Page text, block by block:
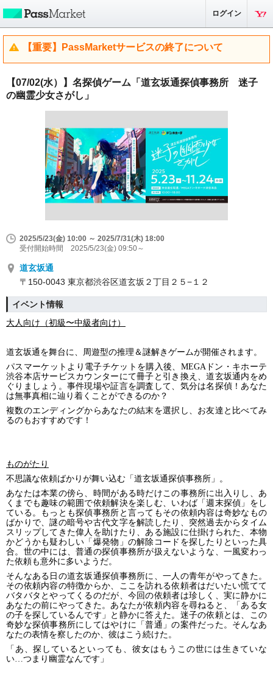
ログイン
【重要】PassMarketサービスの終了について
【07/02(水）】名探偵ゲーム「道玄坂通探偵事務所 迷子
の幽霊少女さがし」
2025/5/23(金) 10:00 ～ 2025/7/31(木) 18:00
受付開始時間 2025/5/23(金) 09:50～
道玄坂通
〒150-0043 東京都渋谷区道玄坂２丁目２５−１２
イベント情報
大人向け（初級〜中級者向け）
道玄坂通を舞台に、周遊型の推理＆謎解きゲームが開催されます。
パスマーケットより電子チケットを購入後、MEGAドン・キホーテ
渋谷本店サービスカウンターにて冊子と引き換え、道玄坂通内をめ
ぐりましょう。事件現場や証言を調査して、気分は名探偵！あなた
は無事真相に辿り着くことができるのか？
複数のエンディングからあなたの結末を選択し、お友達と比べてみ
るのもおすすめです！
ものがたり
不思議な依頼ばかりが舞い込む「道玄坂通探偵事務所」。
あなたは本業の傍ら、時間がある時だけこの事務所に出入りし、あ
くまでも趣味の範囲で依頼解決を楽しむ、いわば「週末探偵」をし
ている。もっとも探偵事務所と言ってもその依頼内容は奇妙なもの
ばかりで、謎の暗号や古代文字を解読したり、突然過去からタイム
スリップしてきた偉人を助けたり、ある施設に仕掛けられた、本物
かどうかも疑わしい「爆発物」の解除コードを探したりといった具
合。世の中には、普通の探偵事務所が扱えないような、一風変わっ
た依頼も意外に多いようだ。
そんなある日の道玄坂通探偵事務所に、一人の青年がやってきた。
その依頼内容の特徴からか、ここを訪れる依頼者はだいたい慌てて
バタバタとやってくるのだが、今回の依頼者は珍しく、実に静かに
あなたの前にやってきた。あなたが依頼内容を尋ねると、「ある女
の子を探しているんです」と静かに答えた。迷子の依頼とは、この
奇妙な探偵事務所にしてはやけに「普通」の案件だった。そんなあ
なたの表情を察したのか、彼はこう続けた。
「あ、探しているといっても、彼女はもうこの世には生きていな
い…つまり幽霊なんです」